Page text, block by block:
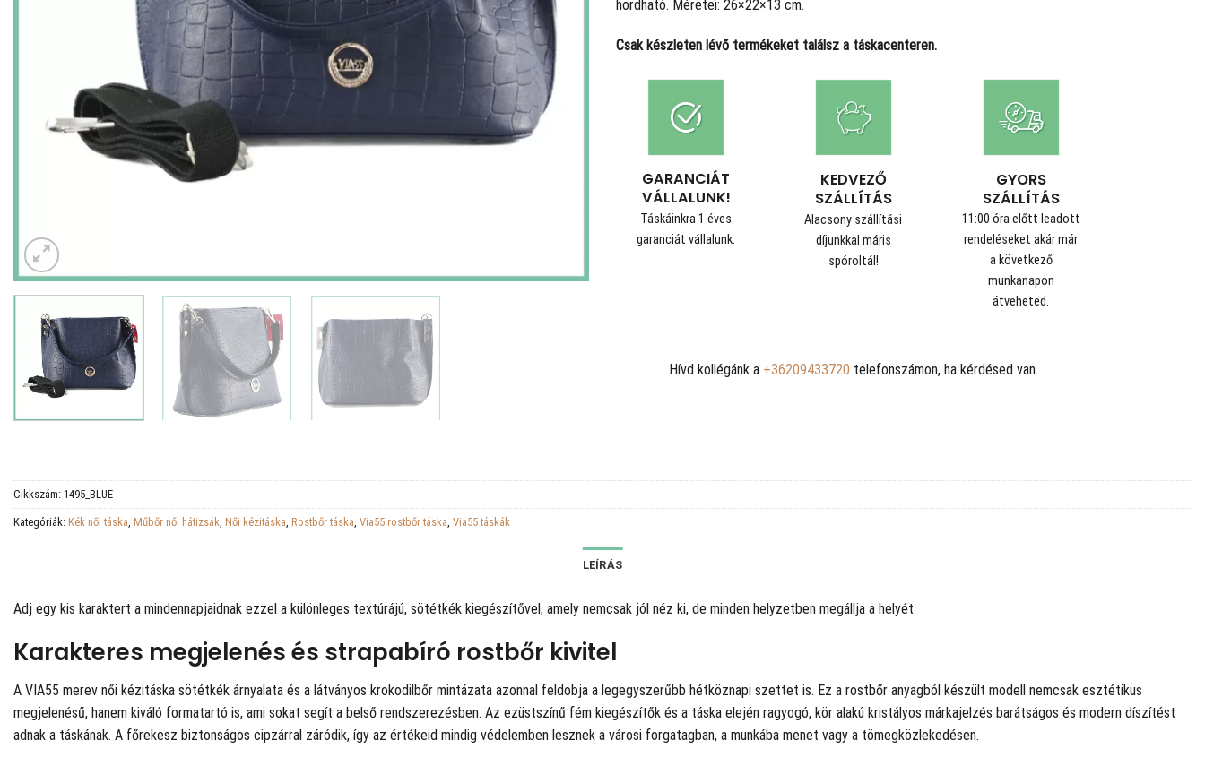
hordható. Méretei: 26×22×13 cm.
Csak készleten lévő termékeket találsz a táskacenteren.
GARANCIÁT
VÁLLALUNK!
Táskáinkra 1 éves
garanciát vállalunk.
KEDVEZŐ
SZÁLLÍTÁS
Alacsony szállítási
díjunkkal máris
spóroltál!
GYORS
SZÁLLÍTÁS
11:00 óra előtt leadott
rendeléseket akár már
a következő
munkanapon
átveheted.
Hívd kollégánk a +36209433720 telefonszámon, ha kérdésed van.
Cikkszám: 1495_BLUE
Kategóriák: Kék női táska Műbőr női hátizsák Női kézitáska Rostbőr táska Via55 rostbőr táska Via55 táskák
LEÍRÁS
Adj egy kis karaktert a mindennapjaidnak ezzel a különleges textúrájú, sötétkék kiegészítővel, amely nemcsak jól néz ki, de minden helyzetben megállja a helyét.
Karakteres megjelenés és strapabíró rostbőr kivitel
A VIA55 merev női kézitáska sötétkék árnyalata és a látványos krokodilbőr mintázata azonnal feldobja a legegyszerűbb hétköznapi szettet is. Ez a rostbőr anyagból készült modell nemcsak esztétikus
megjelenésű, hanem kiváló formatartó is, ami sokat segít a belső rendszerezésben. Az ezüstszínű fém kiegészítők és a táska elején ragyogó, kör alakú kristályos márkajelzés barátságos és modern díszítést
adnak a táskának. A főrekesz biztonságos cipzárral záródik, így az értékeid mindig védelemben lesznek a városi forgatagban, a munkába menet vagy a tömegközlekedésen.